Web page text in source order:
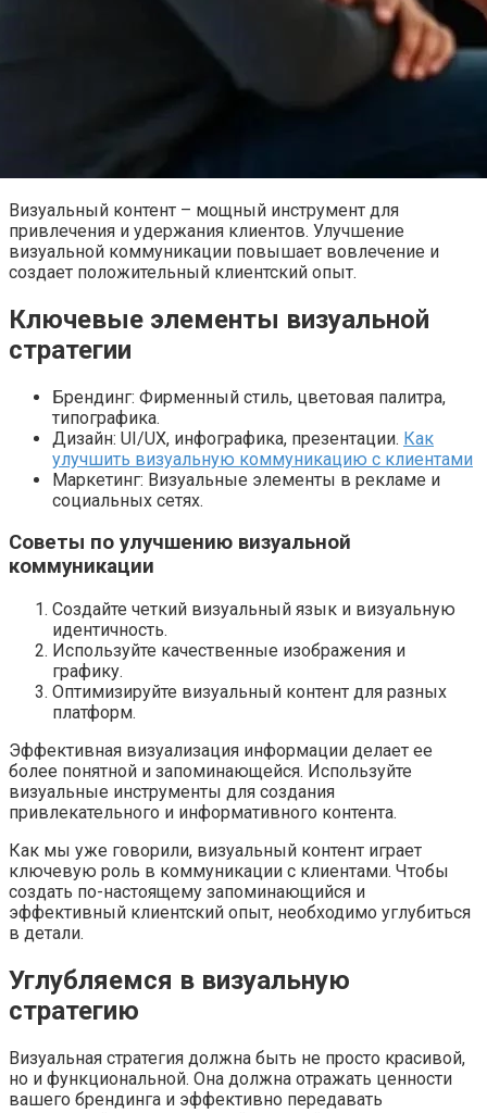
Визуальный контент – мощный инструмент для
привлечения и удержания клиентов. Улучшение
визуальной коммуникации повышает вовлечение и
создает положительный клиентский опыт.
Ключевые элементы визуальной
стратегии
Брендинг: Фирменный стиль, цветовая палитра,
типографика.
Дизайн: UI/UX, инфографика, презентации. Как
улучшить визуальную коммуникацию с клиентами
Маркетинг: Визуальные элементы в рекламе и
социальных сетях.
Советы по улучшению визуальной
коммуникации
Создайте четкий визуальный язык и визуальную
идентичность.
Используйте качественные изображения и
графику.
Оптимизируйте визуальный контент для разных
платформ.
Эффективная визуализация информации делает ее
более понятной и запоминающейся. Используйте
визуальные инструменты для создания
привлекательного и информативного контента.
Как мы уже говорили, визуальный контент играет
ключевую роль в коммуникации с клиентами. Чтобы
создать по-настоящему запоминающийся и
эффективный клиентский опыт, необходимо углубиться
в детали.
Углубляемся в визуальную
стратегию
Визуальная стратегия должна быть не просто красивой,
но и функциональной. Она должна отражать ценности
вашего брендинга и эффективно передавать